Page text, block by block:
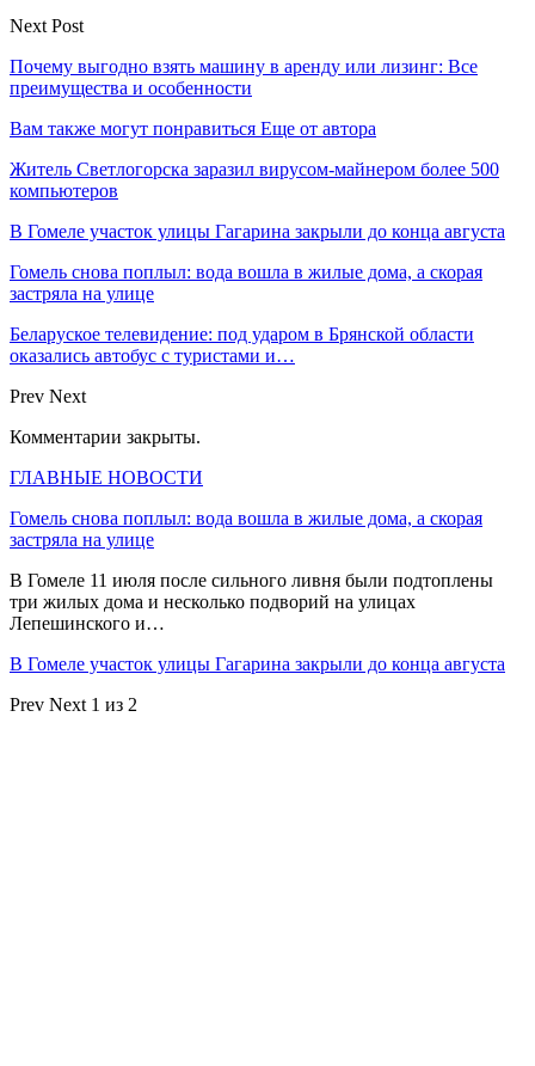
Next Post
Почему выгодно взять машину в аренду или лизинг: Все
преимущества и особенности
Вам также могут понравиться Еще от автора
Житель Светлогорска заразил вирусом-майнером более 500
компьютеров
В Гомеле участок улицы Гагарина закрыли до конца августа
Гомель снова поплыл: вода вошла в жилые дома, а скорая
застряла на улице
Беларуское телевидение: под ударом в Брянской области
оказались автобус с туристами и…
Prev Next
Комментарии закрыты.
ГЛАВНЫЕ НОВОСТИ
Гомель снова поплыл: вода вошла в жилые дома, а скорая
застряла на улице
В Гомеле 11 июля после сильного ливня были подтоплены
три жилых дома и несколько подворий на улицах
Лепешинского и…
В Гомеле участок улицы Гагарина закрыли до конца августа
Prev Next 1 из 2